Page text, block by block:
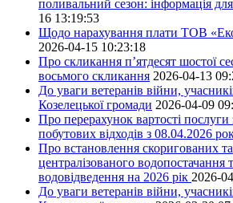
поливальний сезон: інформація
16 13:19:53
Щодо нарахування плати ТОВ
2026-04-15 10:23:18
Про скликання п’ятдесят шостої
восьмого скликання 2026-04-13
До уваги ветеранів війни,
Козелецької громади 2026-04-09
Про перерахунок вартості послуги
побутових відходів з 08.04.2026
Про встановлення скоригованих
централізованого водопостачання
водовідведення на 2026 рік 2026-
До уваги ветеранів війни,